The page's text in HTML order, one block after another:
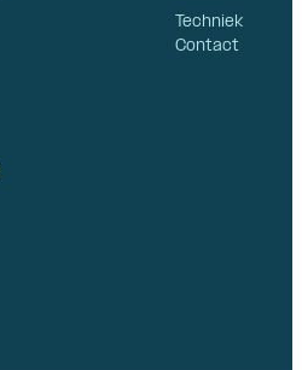
Techniek
Contact